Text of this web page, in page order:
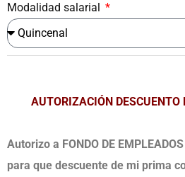
Modalidad salarial
AUTORIZACIÓN
Autorizo a FONDO DE
para que descuente de mi prima